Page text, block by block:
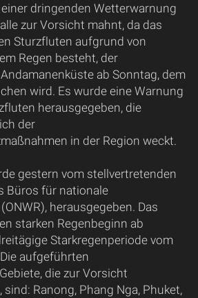
dringenden Wetterwarnung
zur Vorsicht mahnt, da das
Sturzfluten aufgrund von
Regen besteht, der
ab Sonntag, dem
wird. Es wurde eine Warnung
herausgegeben, die
der
in der Region weckt.
gestern vom stellvertretenden
Büros für nationale
herausgegeben. Das
starken Regenbeginn ab
Starkregenperiode vom
aufgeführten
die zur Vorsicht
Ranong, Phang Nga, Phuket,